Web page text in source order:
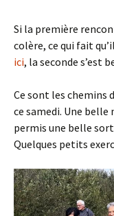
Si la première
colère, ce qui fait
ici, la seconde s’est
Ce sont les chemins
ce samedi. Une
permis une belle
Quelques petits